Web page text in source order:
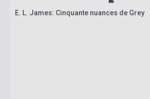
E. L. James: Cinquante nuances de Grey